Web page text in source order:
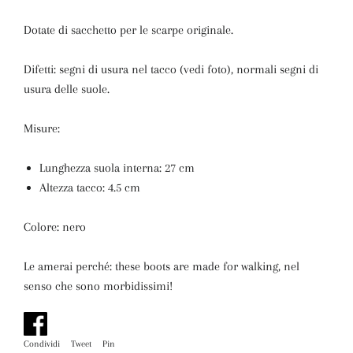
Dotate di sacchetto per le scarpe originale.
Difetti: segni di usura nel tacco (vedi foto), normali segni di
usura delle suole.
Misure:
Lunghezza suola interna: 27 cm
Altezza tacco: 4.5 cm
Colore: nero
Le amerai perché: these boots are made for walking, nel
senso che sono morbidissimi!
Condividi
Condividi
Tweet
Twitta
Pin